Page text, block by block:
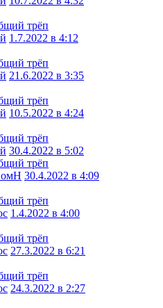
трёп
1.7.2022 в 4:12
трёп
21.6.2022 в 3:35
трёп
10.5.2022 в 4:24
трёп
30.4.2022 в 5:02
трёп
30.4.2022 в 4:09
трёп
1.4.2022 в 4:00
трёп
27.3.2022 в 6:21
трёп
24.3.2022 в 2:27